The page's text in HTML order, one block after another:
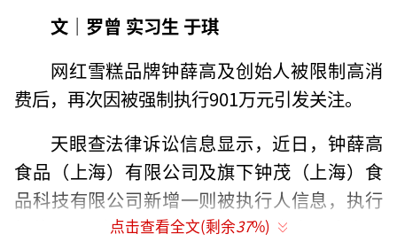
文｜罗曾 实习生 于琪
网红雪糕品牌钟薛高及创始人被限制高消
费后，再次因被强制执行901万元引发关注。
天眼查法律诉讼信息显示，近日，钟薛高
食品（上海）有限公司及旗下钟茂（上海）食
品科技有限公司新增一则被执行人信息，执行
标的901万余元，执行法院为丹阳市人民法院。
点击查看全文(剩余37%)